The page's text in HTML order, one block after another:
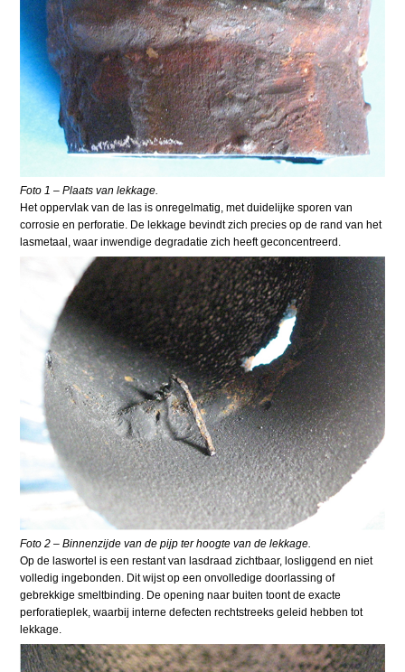
Foto 1 – Plaats van lekkage.
Het oppervlak van de las is onregelmatig, met duidelijke sporen van
corrosie en perforatie. De lekkage bevindt zich precies op de rand van het
lasmetaal, waar inwendige degradatie zich heeft geconcentreerd.
Foto 2 – Binnenzijde van de pijp ter hoogte van de lekkage.
Op de laswortel is een restant van lasdraad zichtbaar, losliggend en niet
volledig ingebonden. Dit wijst op een onvolledige doorlassing of
gebrekkige smeltbinding. De opening naar buiten toont de exacte
perforatieplek, waarbij interne defecten rechtstreeks geleid hebben tot
lekkage.